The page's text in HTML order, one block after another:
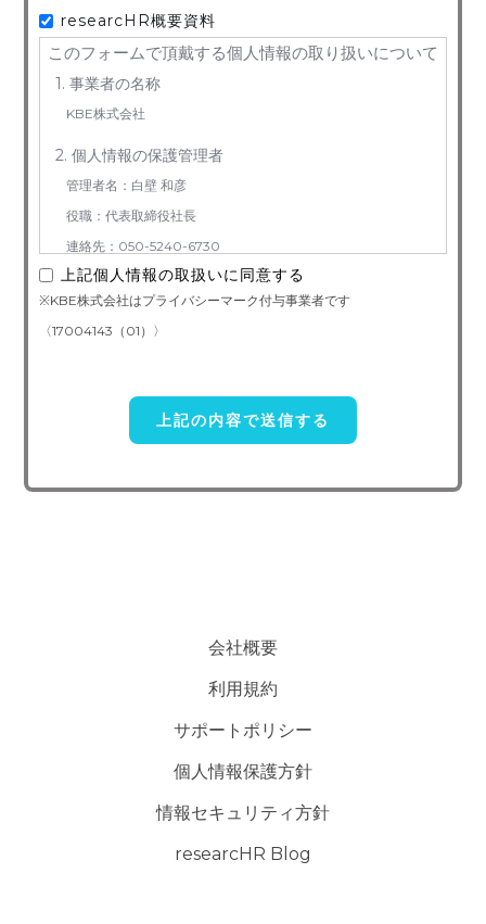
researcHR概要資料
このフォームで頂戴する個人情報の取り扱いについて
1. 事業者の名称
KBE株式会社
2. 個人情報の保護管理者
管理者名：白壁 和彦
役職：代表取締役社長
連絡先：050-5240-6730
3. お預かりする個人情報の利用目的
に委託することがあります。この場合、個人情報 保護水準の高い委
わせ窓口に申し出ることができます。その際、当社はお客様ご本人を
TEL：050-5240-6730
E-mail：contact@researchr.work
(※土・日曜日、祝日、年末年始、ゴールデンウィークを除く)
上記個人情報の取扱いに同意する
※KBE株式会社はプライバシーマーク付与事業者です
〈17004143（01）〉
会社概要
利用規約
サポートポリシー
個人情報保護方針
情報セキュリティ方針
researcHR Blog